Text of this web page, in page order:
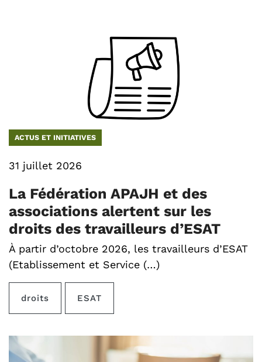
ACTUS ET INITIATIVES
31 juillet 2026
La Fédération APAJH et des
associations alertent sur les
droits des travailleurs d’ESAT
À partir d’octobre 2026, les travailleurs d’ESAT
(Etablissement et Service (…)
droits ESAT